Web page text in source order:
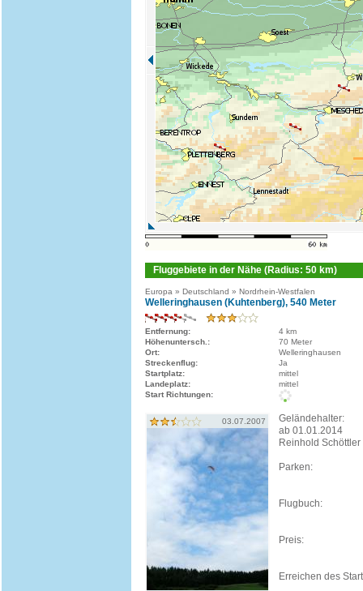
Fluggebiete in der Nähe (Radius: 50 km)
Europa » Deutschland » Nordrhein-Westfalen
Welleringhausen (Kuhtenberg), 540 Meter
Entfernung:
4 km
Höhenuntersch.:
70 Meter
Ort:
Welleringhausen
Streckenflug:
Ja
Startplatz:
mittel
Landeplatz:
mittel
Start Richtungen:
03.07.2007
Geländehalter:
ab 01.01.2014
Reinhold Schöttler
Parken:
Flugbuch:
Preis:
Erreichen des